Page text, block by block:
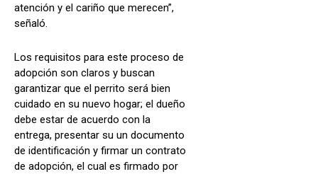
atención y el cariño que merecen”,
señaló.
Los requisitos para este proceso de
adopción son claros y buscan
garantizar que el perrito será bien
cuidado en su nuevo hogar; el dueño
debe estar de acuerdo con la
entrega, presentar su un documento
de identificación y firmar un contrato
de adopción, el cual es firmado por